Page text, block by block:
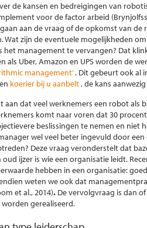
de kansen en bedreigingen van
voor de factor arbeid
aan de vraag of de opkomst van
Wat zijn de eventuele mogelijkheden
het management te vervangen? Dat
als Uber, Amazon en UPS worden de
management’. Dit gebeurt ook al
koerier bij u aanbelt, de kans
dat veel werknemers een robot als
komt naar voren dat 30
beslissingen te nemen en niet
wel veel beter ingevuld door
Deze vraag veronderstelt dat
ijzer is wie een organisatie leidt.
hebben in een organisatie:
weten we ook dat
et al., 2014). De vervolgvraag is dan
gerealiseerd.